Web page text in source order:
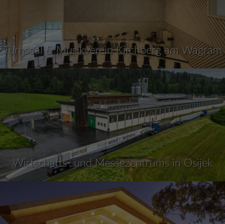
Turnsaal & Musikverein Kirchberg am Wagram
Wirtschafts- und Messezentrums in Osijek